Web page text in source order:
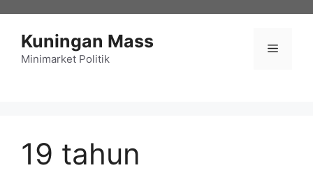
Kuningan Mass
Minimarket Politik
Menu
19 tahun